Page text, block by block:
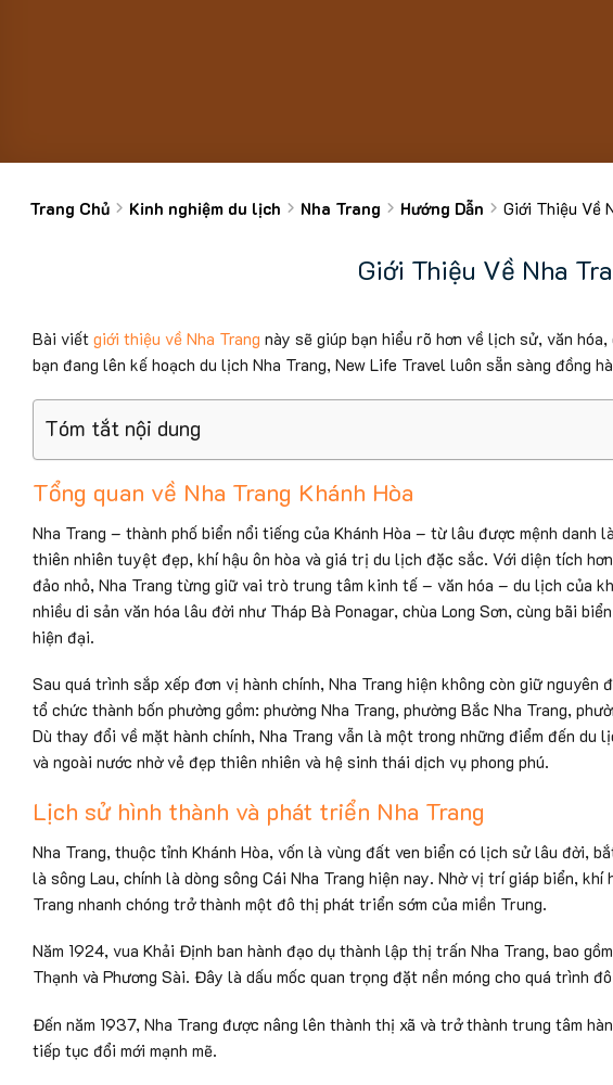
Trang Chủ Kinh nghiệm du lịch Nha Trang Hướng Dẫn Giới Thiệu Về
Giới Thiệu Về Nha
Bài viết giới thiệu về Nha Trang này sẽ giúp bạn hiểu rõ hơn về lịch sử, văn
bạn đang lên kế hoạch du lịch Nha Trang, New Life Travel luôn sẵn sàng đồng
Tóm tắt nội dung
Tổng quan về Nha Trang Khánh Hòa
Nha Trang – thành phố biển nổi tiếng của Khánh Hòa – từ lâu được mệnh danh
thiên nhiên tuyệt đẹp, khí hậu ôn hòa và giá trị du lịch đặc sắc. Với diện tích
đảo nhỏ, Nha Trang từng giữ vai trò trung tâm kinh tế – văn hóa – du lịch của
nhiều di sản văn hóa lâu đời như Tháp Bà Ponagar, chùa Long Sơn, cùng bãi
hiện đại.
Sau quá trình sắp xếp đơn vị hành chính, Nha Trang hiện không còn giữ
tổ chức thành bốn phường gồm: phường Nha Trang, phường Bắc Nha Trang,
Dù thay đổi về mặt hành chính, Nha Trang vẫn là một trong những điểm đến du
và ngoài nước nhờ vẻ đẹp thiên nhiên và hệ sinh thái dịch vụ phong phú.
Lịch sử hình thành và phát triển Nha Trang
Nha Trang, thuộc tỉnh Khánh Hòa, vốn là vùng đất ven biển có lịch sử lâu đời,
là sông Lau, chính là dòng sông Cái Nha Trang hiện nay. Nhờ vị trí giáp biển, khí
Trang nhanh chóng trở thành một đô thị phát triển sớm của miền Trung.
Năm 1924, vua Khải Định ban hành đạo dụ thành lập thị trấn Nha Trang, bao
Thạnh và Phương Sài. Đây là dấu mốc quan trọng đặt nền móng cho quá trình
Đến năm 1937, Nha Trang được nâng lên thành thị xã và trở thành trung tâm
tiếp tục đổi mới mạnh mẽ.